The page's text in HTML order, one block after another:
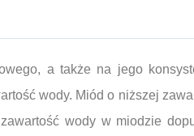
a także na jego
wody. Miód o niższej
wody w miodzie